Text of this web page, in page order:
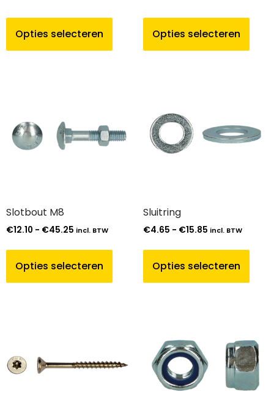
Opties selecteren Opties selecteren
Slotbout M8
€12.10 - €45.25 incl. BTW
Opties selecteren
Sluitring
€4.65 - €15.85 incl. BTW
Opties selecteren